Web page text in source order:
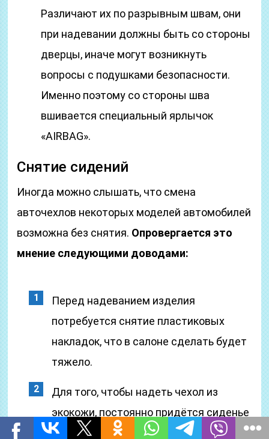
Различают их по разрывным швам, они
при надевании должны быть со стороны
дверцы, иначе могут возникнуть
вопросы с подушками безопасности.
Именно поэтому со стороны шва
вшивается специальный ярлычок
«АIRВАG».
Снятие сидений
Иногда можно слышать, что смена
авточехлов некоторых моделей автомобилей
возможна без снятия. Опровергается это
мнение следующими доводами:
Перед надеванием изделия
потребуется снятие пластиковых
накладок, что в салоне сделать будет
тяжело.
Для того, чтобы надеть чехол из
экокожи, постоянно придётся сиденье
поворачивать.